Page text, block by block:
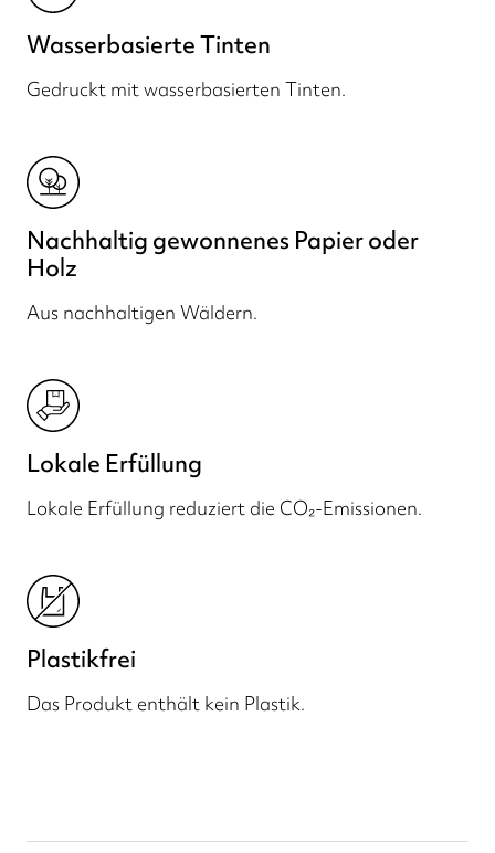
Wasserbasierte Tinten
Gedruckt mit wasserbasierten Tinten.
Nachhaltig gewonnenes Papier oder
Holz
Aus nachhaltigen Wäldern.
Lokale Erfüllung
Lokale Erfüllung reduziert die CO₂-Emissionen.
Plastikfrei
Das Produkt enthält kein Plastik.